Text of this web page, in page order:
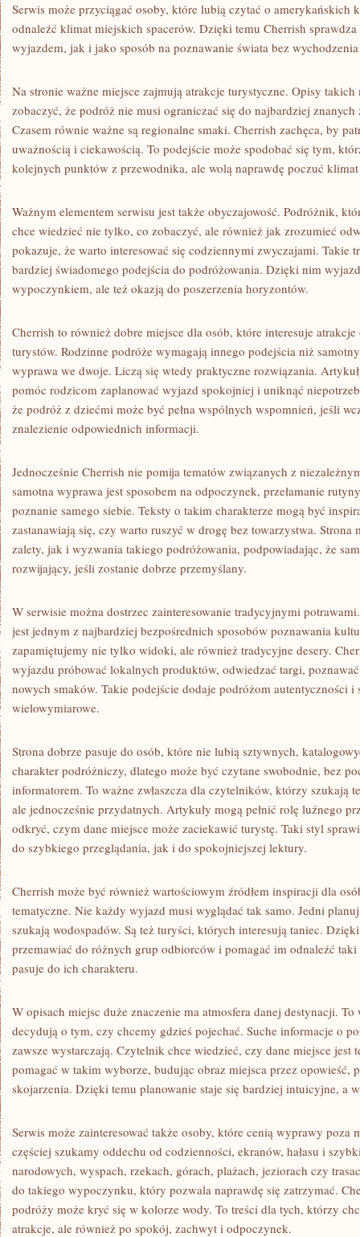
Serwis może przyciągać osoby, które lubią czytać o amerykańskich
odnaleźć klimat miejskich spacerów. Dzięki temu Cherrish
wyjazdem, jak i jako sposób na poznawanie świata bez
Na stronie ważne miejsce zajmują atrakcje turystyczne. Opisy
zobaczyć, że podróż nie musi ograniczać się do najbardziej
Czasem równie ważne są regionalne smaki. Cherrish zachęca, by
uważnością i ciekawością. To podejście może spodobać się tym,
kolejnych punktów z przewodnika, ale wolą naprawdę poczuć
Ważnym elementem serwisu jest także obyczajowość. Podróżnik,
chce wiedzieć nie tylko, co zobaczyć, ale również jak zrozumieć
pokazuje, że warto interesować się codziennymi zwyczajami. Takie
bardziej świadomego podejścia do podróżowania. Dzięki nim
wypoczynkiem, ale też okazją do poszerzenia horyzontów.
Cherrish to również dobre miejsce dla osób, które interesuje
turystów. Rodzinne podróże wymagają innego podejścia niż
wyprawa we dwoje. Liczą się wtedy praktyczne rozwiązania.
pomóc rodzicom zaplanować wyjazd spokojniej i uniknąć
że podróż z dziećmi może być pełna wspólnych wspomnień, jeśli
znalezienie odpowiednich informacji.
Jednocześnie Cherrish nie pomija tematów związanych z
samotna wyprawa jest sposobem na odpoczynek, przełamanie
poznanie samego siebie. Teksty o takim charakterze mogą być
zastanawiają się, czy warto ruszyć w drogę bez towarzystwa. Strona
zalety, jak i wyzwania takiego podróżowania, podpowiadając, że
rozwijający, jeśli zostanie dobrze przemyślany.
W serwisie można dostrzec zainteresowanie tradycyjnymi
jest jednym z najbardziej bezpośrednich sposobów poznawania
zapamiętujemy nie tylko widoki, ale również tradycyjne desery.
wyjazdu próbować lokalnych produktów, odwiedzać targi,
nowych smaków. Takie podejście dodaje podróżom autentyczności i
wielowymiarowe.
Strona dobrze pasuje do osób, które nie lubią sztywnych,
charakter podróżniczy, dlatego może być czytane swobodnie, bez
informatorem. To ważne zwłaszcza dla czytelników, którzy szukają
ale jednocześnie przydatnych. Artykuły mogą pełnić rolę luźnego
odkryć, czym dane miejsce może zaciekawić turystę. Taki styl
do szybkiego przeglądania, jak i do spokojniejszej lektury.
Cherrish może być również wartościowym źródłem inspiracji dla
tematyczne. Nie każdy wyjazd musi wyglądać tak samo. Jedni
szukają wodospadów. Są też turyści, których interesują taniec.
przemawiać do różnych grup odbiorców i pomagać im odnaleźć
pasuje do ich charakteru.
W opisach miejsc duże znaczenie ma atmosfera danej destynacji. To
decydują o tym, czy chcemy gdzieś pojechać. Suche informacje o
zawsze wystarczają. Czytelnik chce wiedzieć, czy dane miejsce jest
pomagać w takim wyborze, budując obraz miejsca przez opowieść,
skojarzenia. Dzięki temu planowanie staje się bardziej intuicyjne, a
Serwis może zainteresować także osoby, które cenią wyprawy poza
częściej szukamy oddechu od codzienności, ekranów, hałasu i
narodowych, wyspach, rzekach, górach, plażach, jeziorach czy
do takiego wypoczynku, który pozwala naprawdę się zatrzymać.
podróży może kryć się w kolorze wody. To treści dla tych, którzy
atrakcje, ale również po spokój, zachwyt i odpoczynek.